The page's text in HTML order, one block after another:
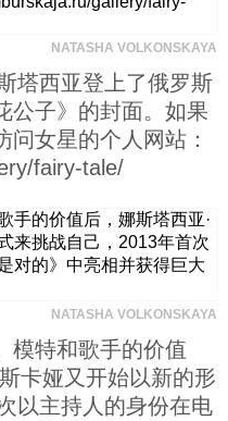
NATASHA VOLKONSKAYA
塔西亚登上了俄罗斯
公子》的封面。如果
女星的个人网站：
fairy-tale/
NATASHA VOLKONSKAYA
模特和歌手的价值
卡娅又开始以新的形
以主持人的身份在电